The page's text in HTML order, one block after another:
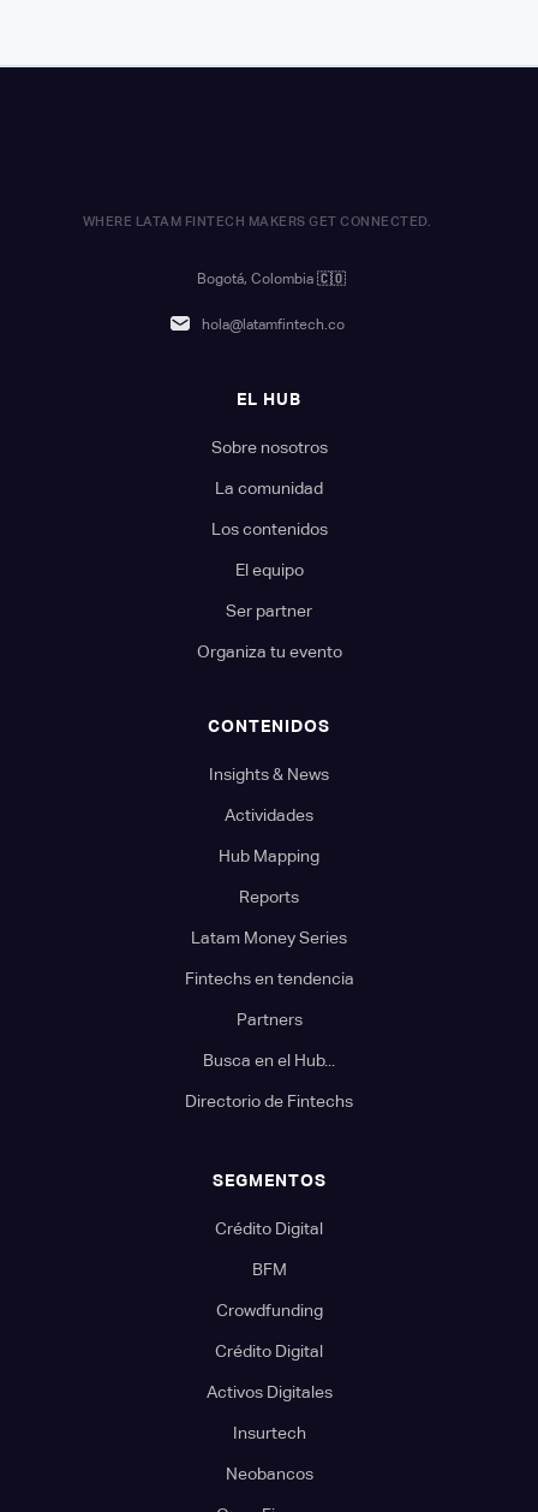
WHERE LATAM FINTECH MAKERS GET CONNECTED.
Bogotá, Colombia 🇨🇴
hola@latamfintech.co
EL HUB
Sobre nosotros
La comunidad
Los contenidos
El equipo
Ser partner
Organiza tu evento
CONTENIDOS
Insights & News
Actividades
Hub Mapping
Reports
Latam Money Series
Fintechs en tendencia
Partners
Busca en el Hub...
Directorio de Fintechs
SEGMENTOS
Crédito Digital
BFM
Crowdfunding
Crédito Digital
Activos Digitales
Insurtech
Neobancos